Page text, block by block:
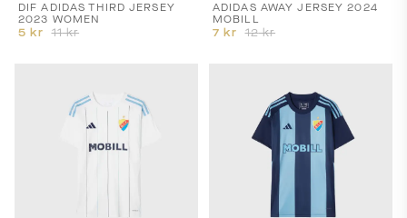
Laddar...
DIF ADIDAS THIRD JERSEY
2023 WOMEN
5 kr 11kr
ADIDAS AWAY JERSEY 2024
MOBILL
7 kr 12kr